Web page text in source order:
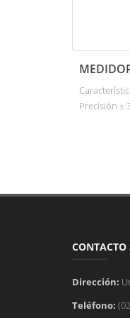
Precisión ±
Dirección:
Teléfono: